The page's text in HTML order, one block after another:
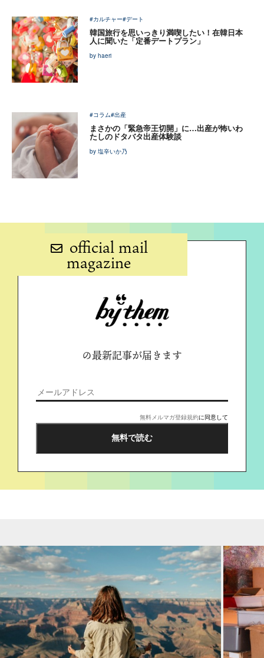
#カルチャー#デート
韓国旅行を思いっきり満喫したい！在韓日本
人に聞いた「定番デートプラン」
by haeri
#コラム#出産
まさかの「緊急帝王切開」に…出産が怖いわ
たしのドタバタ出産体験談
by 塩辛いか乃
official mail
magazine
の最新記事が届きます
無料メルマガ登録規約に同意して